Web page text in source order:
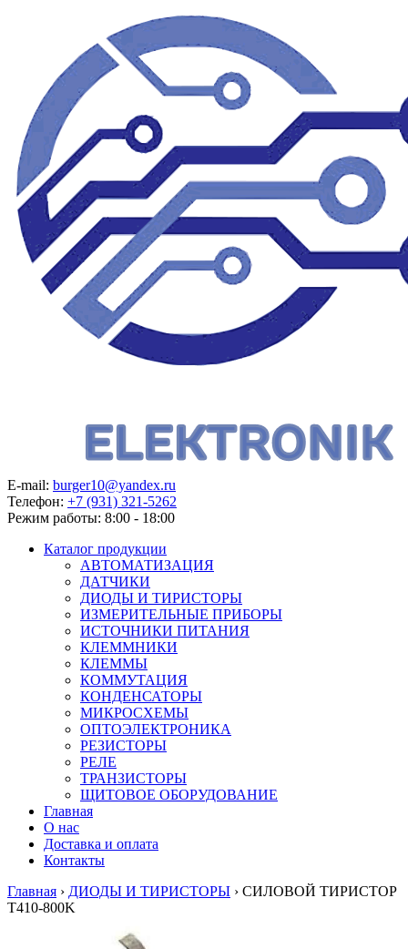
E-mail: burger10@yandex.ru
Телефон: +7 (931) 321-5262
Режим работы: 8:00 - 18:00
Каталог продукции
АВТОМАТИЗАЦИЯ
ДАТЧИКИ
ДИОДЫ И ТИРИСТОРЫ
ИЗМЕРИТЕЛЬНЫЕ ПРИБОРЫ
ИСТОЧНИКИ ПИТАНИЯ
КЛЕММНИКИ
КЛЕММЫ
КОММУТАЦИЯ
КОНДЕНСАТОРЫ
МИКРОСХЕМЫ
ОПТОЭЛЕКТРОНИКА
РЕЗИСТОРЫ
РЕЛЕ
ТРАНЗИСТОРЫ
ЩИТОВОЕ ОБОРУДОВАНИЕ
Главная
О нас
Доставка и оплата
Контакты
Главная › ДИОДЫ И ТИРИСТОРЫ › СИЛОВОЙ ТИРИСТОР
T410-800K